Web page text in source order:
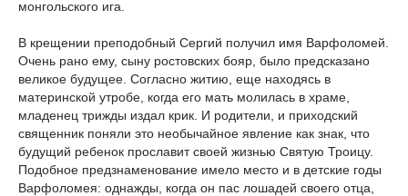
монгольского ига.
В крещении преподобный Сергий получил имя Варфоломей.
Очень рано ему, сыну ростовских бояр, было предсказано
великое будущее. Согласно житию, еще находясь в
материнской утробе, когда его мать молилась в храме,
младенец трижды издал крик. И родители, и приходский
священник поняли это необычайное явление как знак, что
будущий ребенок прославит своей жизнью Святую Троицу.
Подобное предзнаменование имело место и в детские годы
Варфоломея: однажды, когда он пас лошадей своего отца,